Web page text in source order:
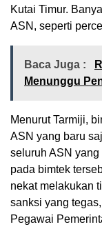
Kutai Timur.
ASN, seperti
Baca Juga :
Menunggu
Menurut Tarmiji,
ASN yang baru
seluruh ASN
pada bimtek
nekat melakukan
sanksi yang
Pegawai